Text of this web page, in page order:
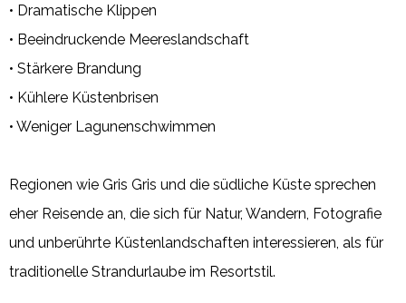
• Dramatische Klippen
• Beeindruckende Meereslandschaft
• Stärkere Brandung
• Kühlere Küstenbrisen
• Weniger Lagunenschwimmen
Regionen wie Gris Gris und die südliche Küste sprechen
eher Reisende an, die sich für Natur, Wandern, Fotografie
und unberührte Küstenlandschaften interessieren, als für
traditionelle Strandurlaube im Resortstil.